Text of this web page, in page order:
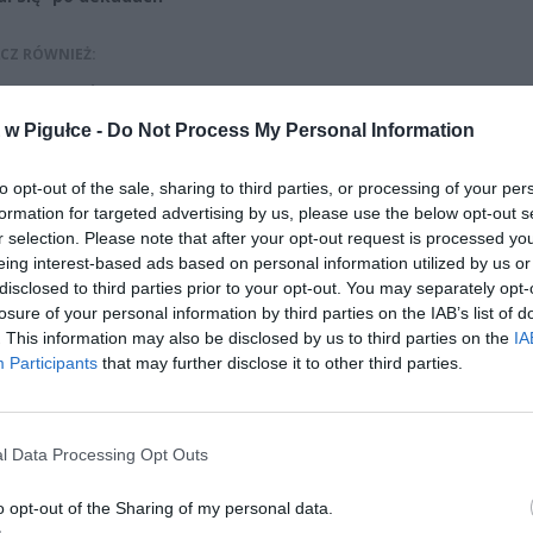
Pigułce - Do Not Process My Personal Information
opt-out of the sale, sharing to third parties, or processing of your
for targeted advertising by us, please use the below opt-out
selection. Please note that after your opt-out request is processed
interest-based ads based on personal information utilized by us
to third parties prior to your opt-out. You may separately
of your personal information by third parties on the IAB’s list of
This information may also be disclosed by us to third parties on the
Participants that may further disclose it to other third parties.
Data Processing Opt Outs
opt-out of the Sharing of my personal data.
RÓWNIEŻ:
3600 zł miesięcznie zamiast 800+. Nowa propozycja dla
dzieci do 3. roku życia
podniesie próg 500 plus dla seniorów. Policzyliśmy, ile może
wypłata przy emeryturze od 2200 do 2700 zł
2026 19:14